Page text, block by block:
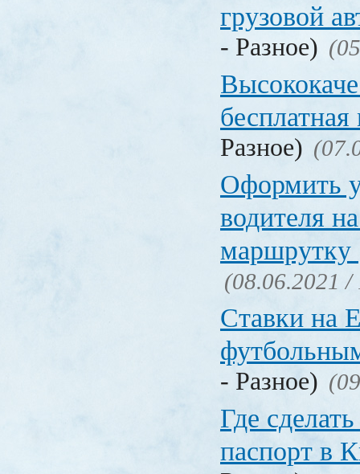
грузовой
- Разное)
Разное)
Оформить
водителя
маршрутку
(08.06.2021 /
Ставки на
- Разное)
Где
паспорт в